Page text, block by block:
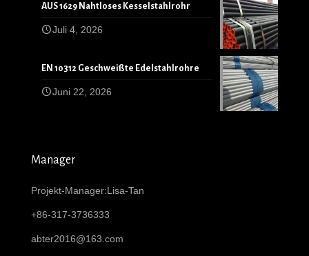
AUS 1629 Nahtloses Kesselstahlrohr
Juli 4, 2026
EN 10312 Geschweißte Edelstahlrohre
Juni 22, 2026
Manager
Projekt-Manager:Lisa-Tan
+86-317-3736333
abter2016@163.com